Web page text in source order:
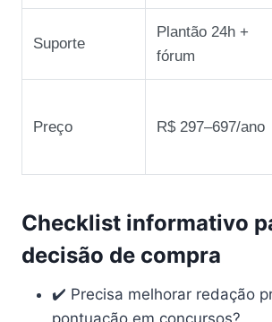
Suporte
Plantão 24h +
fórum
Preço R$ 297–697/ano
Checklist informativo
decisão de compra
✔️ Precisa melhorar redação
pontuação em concursos?